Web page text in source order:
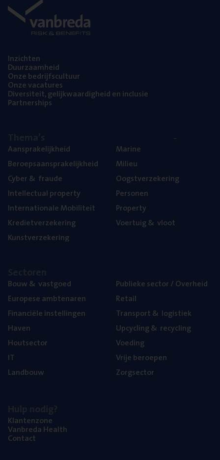
Inzich­ten
Duur­zaam­heid
Onze bedrijfs­cul­tuur
Onze vaca­tu­res
Diver­si­teit, gelijk­waar­dig­heid en inclusie
Part­ner­ships
Aan­spra­ke­lijk­heid
Beroeps­aan­spra­ke­lijk­heid
Cyber& fraude
Intel­lec­tu­al property
Inter­na­ti­o­na­le Mobiliteit
Kre­diet­ver­ze­ke­ring
Kunst­ver­ze­ke­ring
Mari­ne
Mili­eu
Oogst­ver­ze­ke­ring
Per­so­nen
Pro­per­ty
Voer­tuig& vloot
Bouw& vastgoed
Euro­pe­se ambtenaren
Finan­ci­ë­le instellingen
Haven
Hout­sec­tor
IT
Land­bouw
Publie­ke sec­tor / Overheid
Retail
Trans­port& logistiek
Upcy­cling& recycling
Voe­ding
Vrije beroe­pen
Zorg­sec­tor
Klan­ten­zo­ne
Van­b­re­da Health
Con­tact